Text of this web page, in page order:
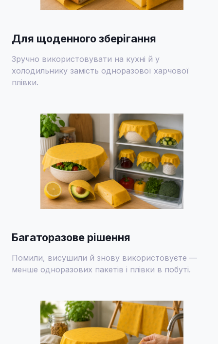
Для щоденного зберігання
Зручно використовувати на кухні й у
холодильнику замість одноразової харчової
плівки.
Багаторазове рішення
Помили, висушили й знову використовуєте —
менше одноразових пакетів і плівки в побуті.